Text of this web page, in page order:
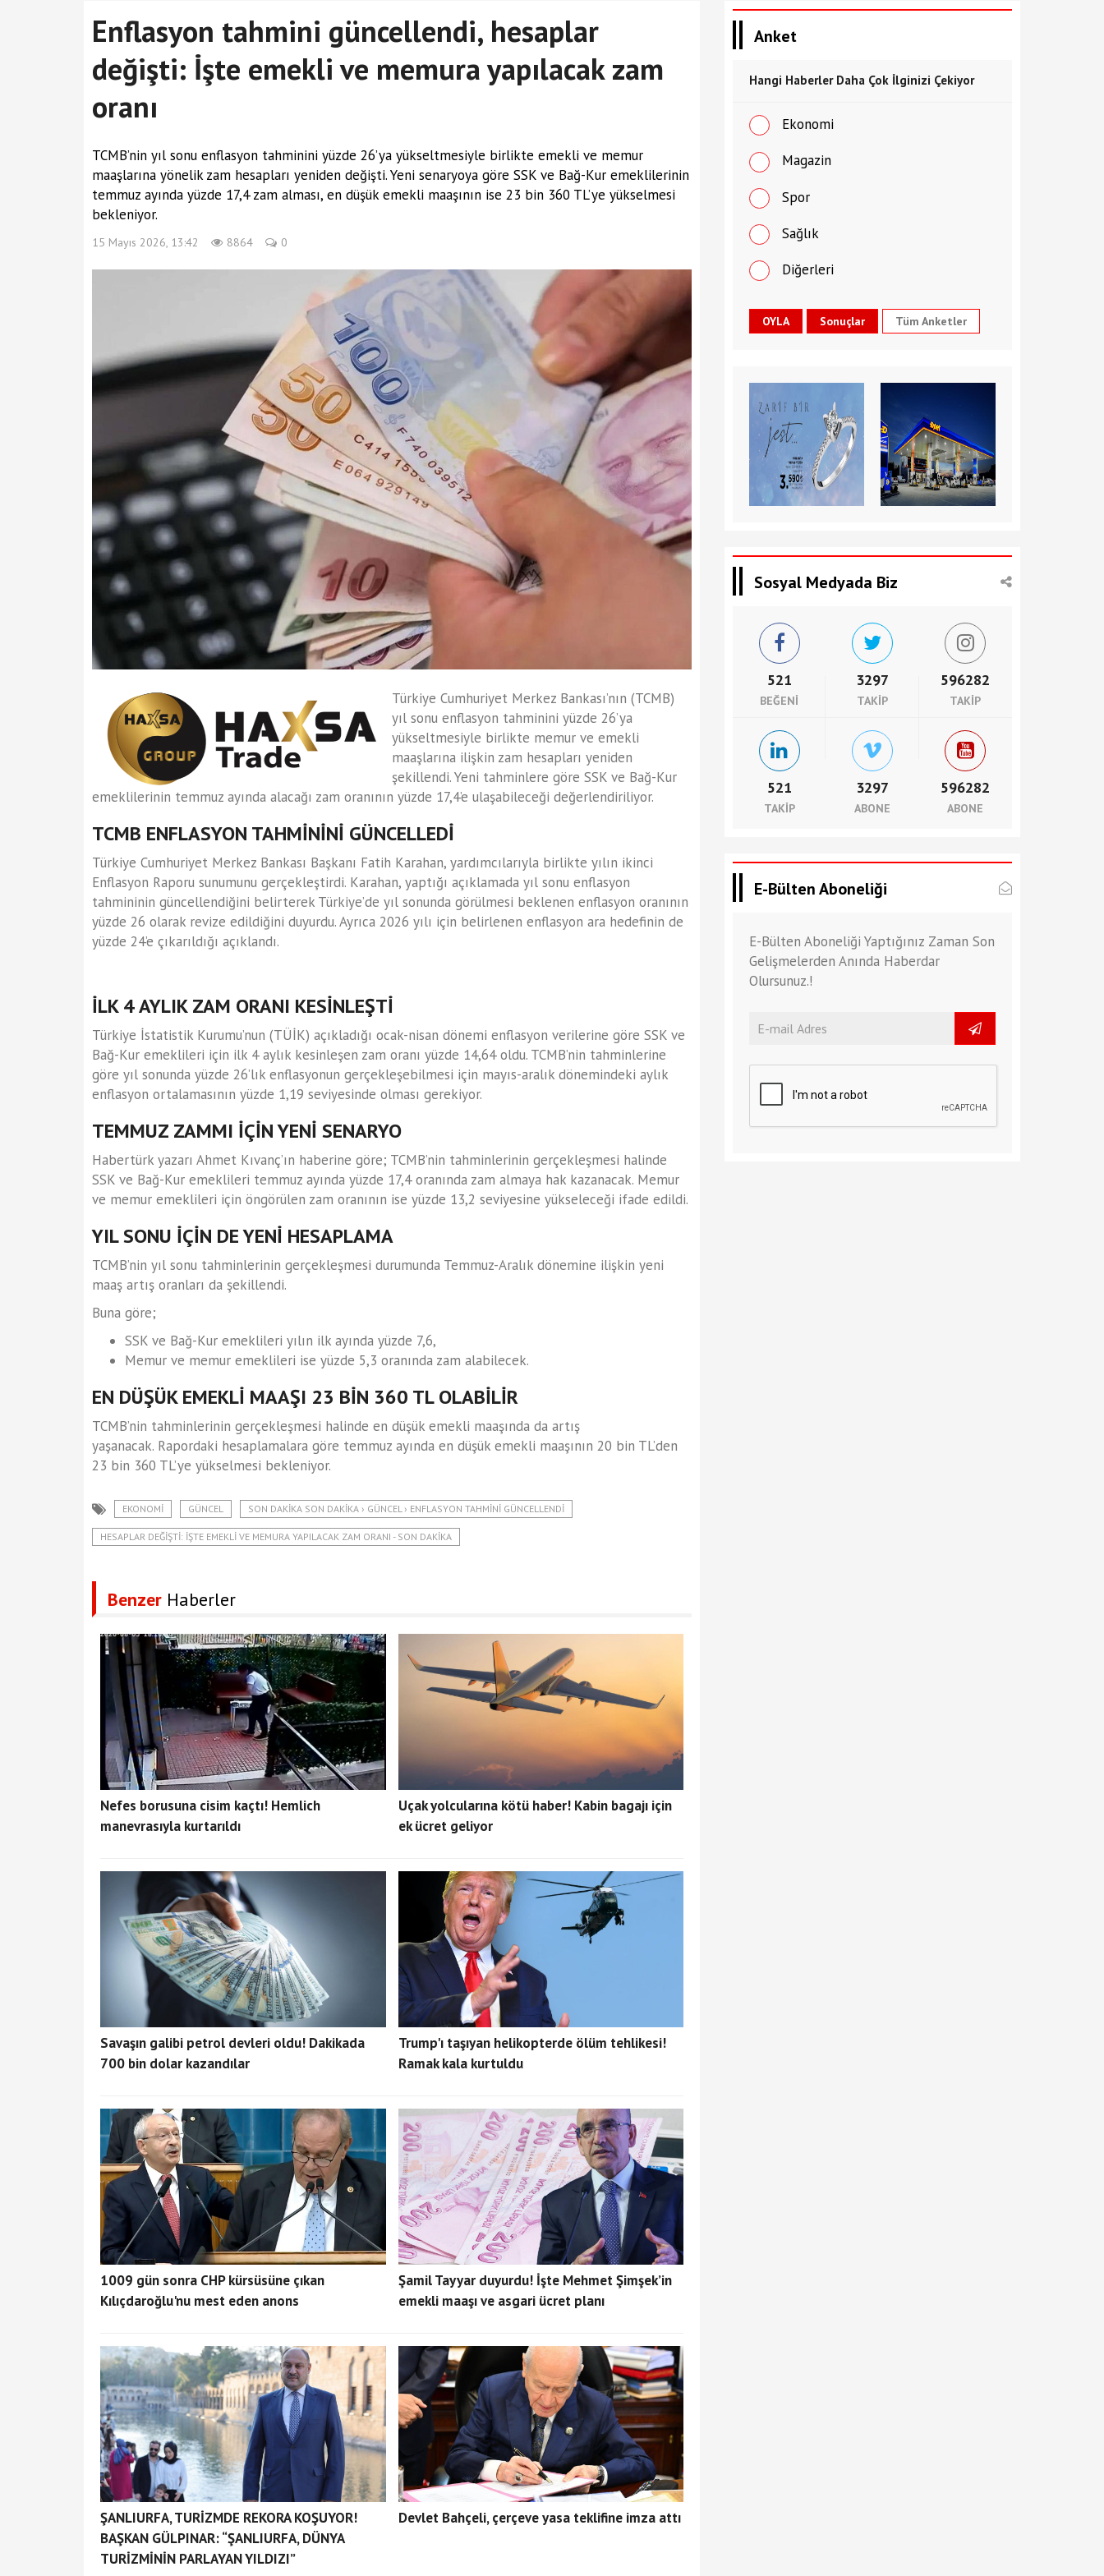
Enflasyon tahmini güncellendi, hesaplar
değişti: İşte emekli ve memura yapılacak zam
oranı
TCMB’nin yıl sonu enflasyon tahminini yüzde 26’ya yükseltmesiyle birlikte emekli ve memur
maaşlarına yönelik zam hesapları yeniden değişti. Yeni senaryoya göre SSK ve Bağ-Kur emeklilerinin
temmuz ayında yüzde 17,4 zam alması, en düşük emekli maaşının ise 23 bin 360 TL’ye yükselmesi
bekleniyor.
15 Mayıs 2026, 13:42 8864 0
Türkiye Cumhuriyet Merkez Bankası’nın (TCMB)
yıl sonu enflasyon tahminini yüzde 26’ya
yükseltmesiyle birlikte memur ve emekli
maaşlarına ilişkin zam hesapları yeniden
şekillendi. Yeni tahminlere göre SSK ve Bağ-Kur
emeklilerinin temmuz ayında alacağı zam oranının yüzde 17,4’e ulaşabileceği değerlendiriliyor.
TCMB ENFLASYON TAHMİNİNİ GÜNCELLEDİ
Türkiye Cumhuriyet Merkez Bankası Başkanı Fatih Karahan, yardımcılarıyla birlikte yılın ikinci
Enflasyon Raporu sunumunu gerçekleştirdi. Karahan, yaptığı açıklamada yıl sonu enflasyon
tahmininin güncellendiğini belirterek Türkiye’de yıl sonunda görülmesi beklenen enflasyon oranının
yüzde 26 olarak revize edildiğini duyurdu. Ayrıca 2026 yılı için belirlenen enflasyon ara hedefinin de
yüzde 24’e çıkarıldığı açıklandı.
İLK 4 AYLIK ZAM ORANI KESİNLEŞTİ
Türkiye İstatistik Kurumu’nun (TÜİK) açıkladığı ocak-nisan dönemi enflasyon verilerine göre SSK ve
Bağ-Kur emeklileri için ilk 4 aylık kesinleşen zam oranı yüzde 14,64 oldu. TCMB’nin tahminlerine
göre yıl sonunda yüzde 26’lık enflasyonun gerçekleşebilmesi için mayıs-aralık dönemindeki aylık
enflasyon ortalamasının yüzde 1,19 seviyesinde olması gerekiyor.
TEMMUZ ZAMMI İÇİN YENİ SENARYO
Habertürk yazarı Ahmet Kıvanç’ın haberine göre; TCMB’nin tahminlerinin gerçekleşmesi halinde
SSK ve Bağ-Kur emeklileri temmuz ayında yüzde 17,4 oranında zam almaya hak kazanacak. Memur
ve memur emeklileri için öngörülen zam oranının ise yüzde 13,2 seviyesine yükseleceği ifade edildi.
YIL SONU İÇİN DE YENİ HESAPLAMA
TCMB’nin yıl sonu tahminlerinin gerçekleşmesi durumunda Temmuz-Aralık dönemine ilişkin yeni
maaş artış oranları da şekillendi.
Buna göre;
SSK ve Bağ-Kur emeklileri yılın ilk ayında yüzde 7,6,
Memur ve memur emeklileri ise yüzde 5,3 oranında zam alabilecek.
EN DÜŞÜK EMEKLİ MAAŞI 23 BİN 360 TL OLABİLİR
TCMB’nin tahminlerinin gerçekleşmesi halinde en düşük emekli maaşında da artış
yaşanacak. Rapordaki hesaplamalara göre temmuz ayında en düşük emekli maaşının 20 bin TL’den
23 bin 360 TL’ye yükselmesi bekleniyor.
EKONOMI GÜNCEL SON DAKIKA SON DAKIKA › GÜNCEL › ENFLASYON TAHMINI GÜNCELLENDI
HESAPLAR DEĞIŞTI: İŞTE EMEKLI VE MEMURA YAPILACAK ZAM ORANI - SON DAKIKA
Benzer Haberler
Nefes borusuna cisim kaçtı! Hemlich
manevrasıyla kurtarıldı
Uçak yolcularına kötü haber! Kabin bagajı için
ek ücret geliyor
Savaşın galibi petrol devleri oldu! Dakikada
700 bin dolar kazandılar
Trump'ı taşıyan helikopterde ölüm tehlikesi!
Ramak kala kurtuldu
1009 gün sonra CHP kürsüsüne çıkan
Kılıçdaroğlu'nu mest eden anons
Şamil Tayyar duyurdu! İşte Mehmet Şimşek’in
emekli maaşı ve asgari ücret planı
ŞANLIURFA, TURİZMDE REKORA KOŞUYOR!
BAŞKAN GÜLPINAR: “ŞANLIURFA, DÜNYA
TURİZMİNİN PARLAYAN YILDIZI”
Devlet Bahçeli, çerçeve yasa teklifine imza attı
Anket
Hangi Haberler Daha Çok İlginizi Çekiyor
Ekonomi
Magazin
Spor
Sağlık
Diğerleri
Tüm Anketler
Sosyal Medyada Biz
521
BEĞENI
3297
TAKIP
596282
TAKIP
521
TAKIP
3297
ABONE
596282
ABONE
E-Bülten Aboneliği
E-Bülten Aboneliği Yaptığınız Zaman Son
Gelişmelerden Anında Haberdar
Olursunuz.!